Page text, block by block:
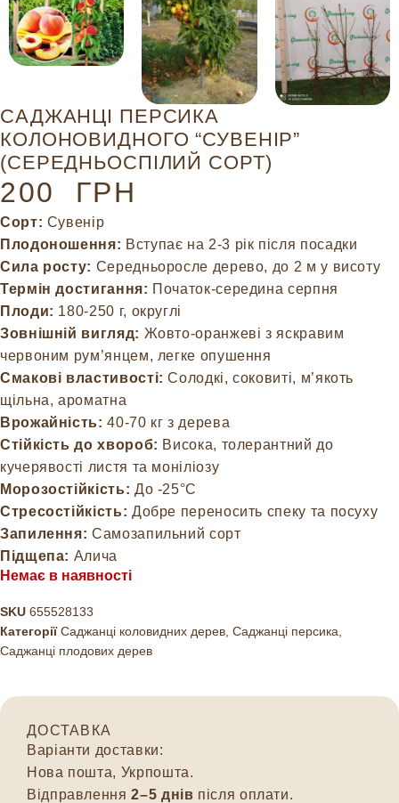
САДЖАНЦІ ПЕРСИКА
КОЛОНОВИДНОГО “СУВЕНІР”
(СЕРЕДНЬОСПІЛИЙ СОРТ)
200 ГРН
Сорт: Сувенір
Плодоношення: Вступає на 2-3 рік після посадки
Сила росту: Середньоросле дерево, до 2 м у висоту
Термін достигання: Початок-середина серпня
Плоди: 180-250 г, округлі
Зовнішній вигляд: Жовто-оранжеві з яскравим
червоним рум’янцем, легке опушення
Смакові властивості: Солодкі, соковиті, м’якоть
щільна, ароматна
Врожайність: 40-70 кг з дерева
Стійкість до хвороб: Висока, толерантний до
кучерявості листя та моніліозу
Морозостійкість: До -25°C
Стресостійкість: Добре переносить спеку та посуху
Запилення: Самозапильний сорт
Підщепа: Алича
Немає в наявності
SKU 655528133
Категорії Саджанці коловидних дерев Саджанці персика
Саджанці плодових дерев
ДОСТАВКА
Варіанти доставки:
Нова пошта, Укрпошта.
Відправлення2–5 днів після оплати.